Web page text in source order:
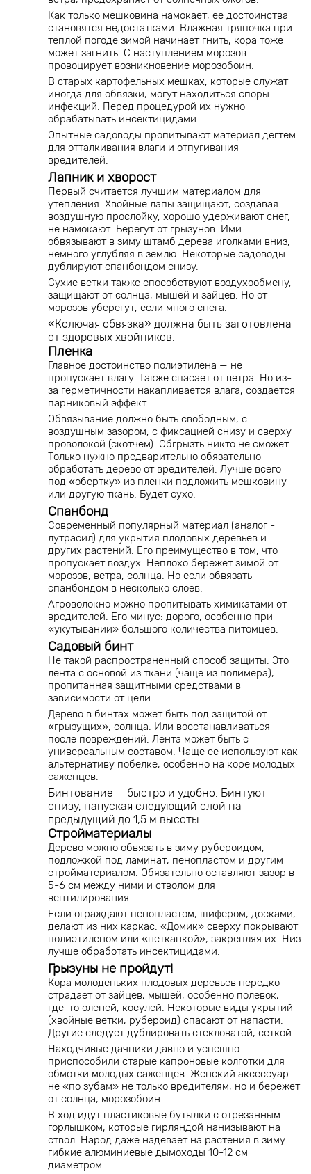
Как только мешковина намокает, ее достоинства
становятся недостатками. Влажная тряпочка при
теплой погоде зимой начинает гнить, кора тоже
может загнить. С наступлением морозов
провоцирует возникновение морозобоин.
В старых картофельных мешках, которые служат
иногда для обвязки, могут находиться споры
инфекций. Перед процедурой их нужно
обрабатывать инсектицидами.
Опытные садоводы пропитывают материал дегтем
для отталкивания влаги и отпугивания
вредителей.
Лапник и хворост
Первый считается лучшим материалом для
утепления. Хвойные лапы защищают, создавая
воздушную прослойку, хорошо удерживают снег,
не намокают. Берегут от грызунов. Ими
обвязывают в зиму штамб дерева иголками вниз,
немного углубляя в землю. Некоторые садоводы
дублируют спанбондом снизу.
Сухие ветки также способствуют воздухообмену,
защищают от солнца, мышей и зайцев. Но от
морозов уберегут, если много снега.
«Колючая обвязка» должна быть заготовлена
от здоровых хвойников.
Пленка
Главное достоинство полиэтилена — не
пропускает влагу. Также спасает от ветра. Но из-
за герметичности накапливается влага, создается
парниковый эффект.
Обвязывание должно быть свободным, с
воздушным зазором, с фиксацией снизу и сверху
проволокой (скотчем). Обгрызть никто не сможет.
Только нужно предварительно обязательно
обработать дерево от вредителей. Лучше всего
под «обертку» из пленки подложить мешковину
или другую ткань. Будет сухо.
Спанбонд
Современный популярный материал (аналог -
лутрасил) для укрытия плодовых деревьев и
других растений. Его преимущество в том, что
пропускает воздух. Неплохо бережет зимой от
морозов, ветра, солнца. Но если обвязать
спанбондом в несколько слоев.
Агроволокно можно пропитывать химикатами от
вредителей. Его минус: дорого, особенно при
«укутывании» большого количества питомцев.
Садовый бинт
Не такой распространенный способ защиты. Это
лента с основой из ткани (чаще из полимера),
пропитанная защитными средствами в
зависимости от цели.
Дерево в бинтах может быть под защитой от
«грызущих», солнца. Или восстанавливаться
после повреждений. Лента может быть с
универсальным составом. Чаще ее используют как
альтернативу побелке, особенно на коре молодых
саженцев.
Бинтование — быстро и удобно. Бинтуют
снизу, напуская следующий слой на
предыдущий до 1,5 м высоты
Стройматериалы
Дерево можно обвязать в зиму рубероидом,
подложкой под ламинат, пенопластом и другим
стройматериалом. Обязательно оставляют зазор в
5-6 см между ними и стволом для
вентилирования.
Если ограждают пенопластом, шифером, досками,
делают из них каркас. «Домик» сверху покрывают
полиэтиленом или «нетканкой», закрепляя их. Низ
лучше обработать инсектицидами.
Грызуны не пройдут!
Кора молоденьких плодовых деревьев нередко
страдает от зайцев, мышей, особенно полевок,
где-то оленей, косулей. Некоторые виды укрытий
(хвойные ветки, рубероид) спасают от напасти.
Другие следует дублировать стекловатой, сеткой.
Находчивые дачники давно и успешно
приспособили старые капроновые колготки для
обмотки молодых саженцев. Женский аксессуар
не «по зубам» не только вредителям, но и бережет
от солнца, морозобоин.
В ход идут пластиковые бутылки с отрезанным
горлышком, которые гирляндой нанизывают на
ствол. Народ даже надевает на растения в зиму
гибкие алюминиевые дымоходы 10-12 см
диаметром.